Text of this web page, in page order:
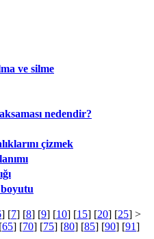
ve silme
nedendir?
çizmek
] [7] [8] [9] [10] [15] [20] [25] >
65] [70] [75] [80] [85] [90] [91]